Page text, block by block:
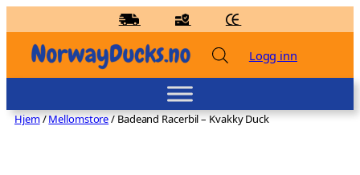
til
innhold
Logg inn
Hjem/Mellomstore/ Badeand Racerbil – Kvakky Duck